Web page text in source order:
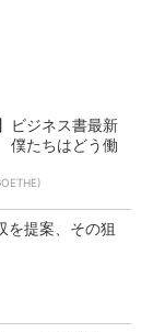
ビジネス書最新
たちはどう働
を提案、その狙